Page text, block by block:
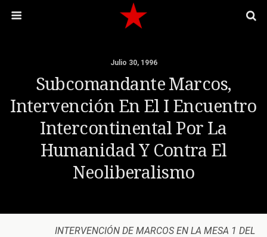
Julio 30, 1996
Subcomandante Marcos,
Intervención En El I Encuentro
Intercontinental Por La
Humanidad Y Contra El
Neoliberalismo
INTERVENCIÓN DE MARCOS EN LA MESA 1 DEL